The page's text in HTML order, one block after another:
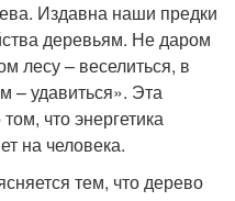
Издавна наши предки
деревьям. Не даром
лесу – веселиться, в
– удавиться». Эта
что энергетика
на человека.
тем, что дерево